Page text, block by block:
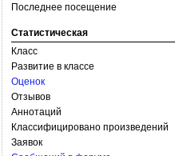
Последнее посещение
Статистическая
Класс
Развитие в классе
Оценок
Отзывов
Аннотаций
Классифицировано произведений
Заявок